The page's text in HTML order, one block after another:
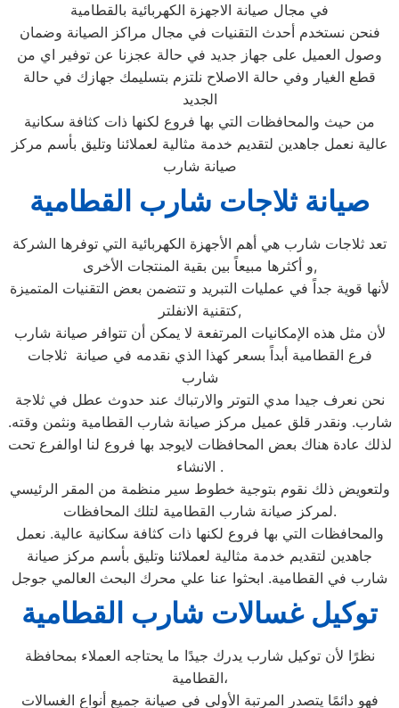
في مجال صيانة الاجهزة الكهربائية بالقطامية
فنحن نستخدم أحدث التقنيات في مجال مراكز الصيانة وضمان
وصول العميل على جهاز جديد في حالة عجزنا عن توفير اي من
قطع الغيار وفي حالة الاصلاح نلتزم بتسليمك جهازك في حالة
الجديد
من حيث والمحافظات التي بها فروع لكنها ذات كثافة سكانية
عالية نعمل جاهدين لتقديم خدمة مثالية لعملائنا وتليق بأسم مركز
صيانة شارب
صيانة ثلاجات شارب القطامية
تعد ثلاجات شارب هي أهم الأجهزة الكهربائية التي توفرها الشركة
و أكثرها مبيعاً بين بقية المنتجات الأخرى,
لأنها قوية جداً في عمليات التبريد و تتضمن بعض التقنيات المتميزة
كتقنية الانفلتر,
لأن مثل هذه الإمكانيات المرتفعة لا يمكن أن تتوافر صيانة شارب
فرع القطامية أبداً بسعر كهذا الذي نقدمه في صيانة ثلاجات
شارب
نحن نعرف جيدا مدي التوتر والارتباك عند حدوث عطل في ثلاجة
شارب. ونقدر قلق عميل مركز صيانة شارب القطامية ونثمن وقته.
لذلك عادة هناك بعض المحافظات لايوجد بها فروع لنا اوالفرع تحت
الانشاء .
ولتعويض ذلك نقوم بتوجية خطوط سير منظمة من المقر الرئيسي
لمركز صيانة شارب القطامية لتلك المحافظات.
والمحافظات التي بها فروع لكنها ذات كثافة سكانية عالية. نعمل
جاهدين لتقديم خدمة مثالية لعملائنا وتليق بأسم مركز صيانة
شارب في القطامية. ابحثوا عنا علي محرك البحث العالمي جوجل
توكيل غسالات شارب القطامية
نظرًا لأن توكيل شارب يدرك جيدًا ما يحتاجه العملاء بمحافظة
القطامية،
فهو دائمًا يتصدر المرتبة الأولى في صيانة جميع أنواع الغسالات